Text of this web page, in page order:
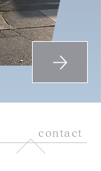
contact